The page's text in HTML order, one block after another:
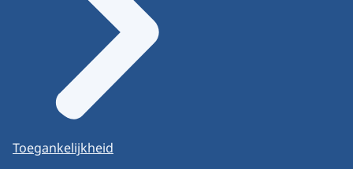
Toegankelijkheid